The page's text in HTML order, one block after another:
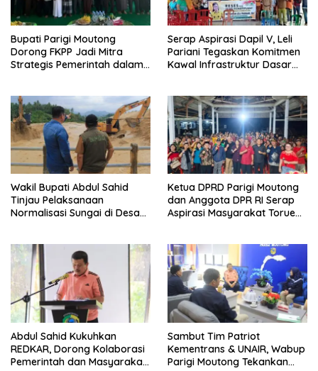
Bupati Parigi Moutong
Dorong FKPP Jadi Mitra
Strategis Pemerintah dalam
Serap Aspirasi Dapil V, Leli
Pariani Tegaskan Komitmen
Kawal Infrastruktur Dasar
Wakil Bupati Abdul Sahid
Tinjau Pelaksanaan
Normalisasi Sungai di Desa
Ketua DPRD Parigi Moutong
dan Anggota DPR RI Serap
Aspirasi Masyarakat Torue
Abdul Sahid Kukuhkan
REDKAR, Dorong Kolaborasi
Pemerintah dan Masyarakat
Sambut Tim Patriot
Kementrans & UNAIR, Wabup
Parigi Moutong Tekankan